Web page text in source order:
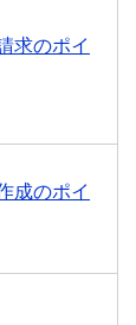
求のポイ
成のポイ